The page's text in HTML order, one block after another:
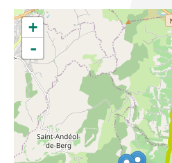
+
-